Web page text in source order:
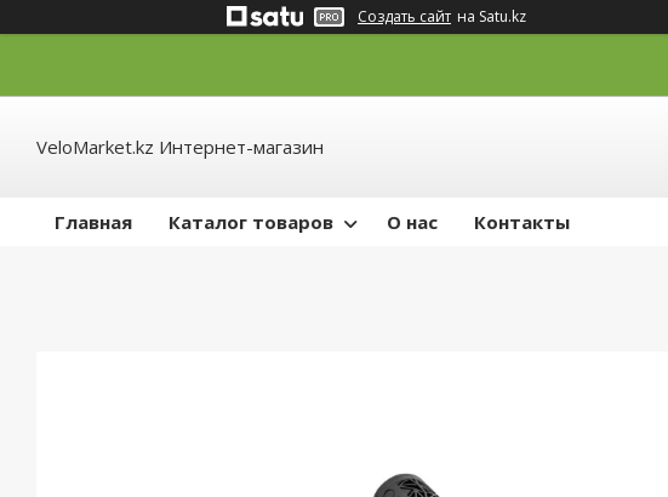
Создать сайт на Satu.kz
VeloMarket.kz Интернет-магазин
Главная Каталог товаров О нас Контакты